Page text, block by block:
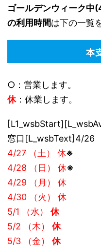
ゴールデンウィーク中
の利用時間は下の一覧
本
○：営業します。
休：休業します。
窓口[L_wsbText]4/26
4/27 （土） 休※
4/28 （日） 休※
4/29 （月） 休
4/30 （火） 休
5/1 （水） 休
5/2 （木） 休
5/3 （金） 休